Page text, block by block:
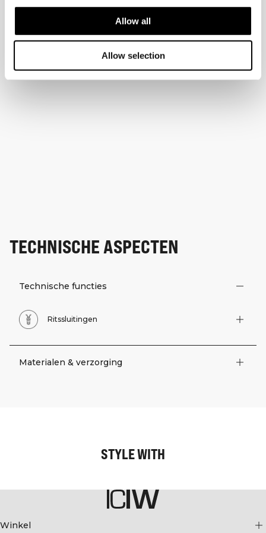
Allow all
Allow selection
TECHNISCHE ASPECTEN
Technische functies
Ritssluitingen
Materialen & verzorging
STYLE WITH
Winkel